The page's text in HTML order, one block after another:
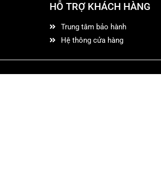
HỖ TRỢ KHÁCH HÀNG
Trung tâm bảo hành
Hệ thông cửa hàng